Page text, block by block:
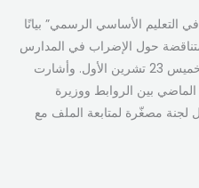
التعليم الأساسي الرسمي” بيانًا
حول الإضراب في المدارس
والثانويات والمهنيات الرسمية يوم الخميس 23 تشرين الأول. وأشارت
الماضي بين الروابط ووزيرة
لجنة مصغّرة لمتابعة الملف مع